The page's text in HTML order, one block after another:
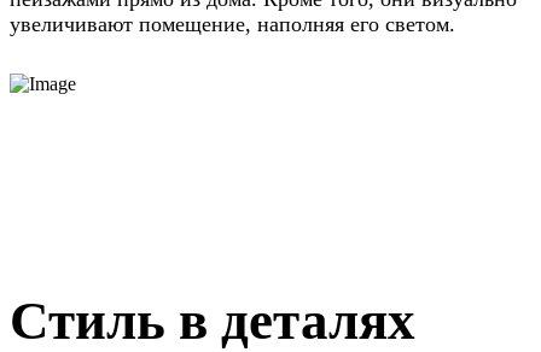
увеличивают помещение, наполняя его светом.
Стиль в деталях